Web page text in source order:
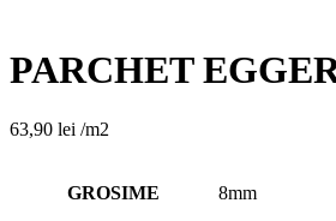
PARCHET
63,90 lei /m2
GROSIME 8mm